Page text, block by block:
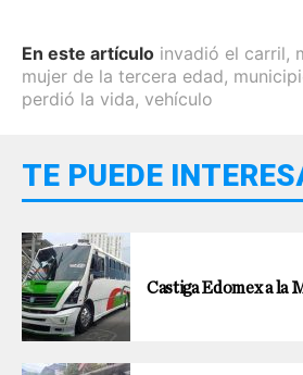
En este artículo invadió el carril,
mujer de la tercera edad,
perdió la vida, vehículo
TE PUEDE
Castiga Edomex a la